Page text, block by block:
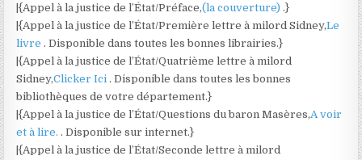
|{Appel à la justice de l’État/Préface,(la couverture) .}
|{Appel à la justice de l’État/Première lettre à milord Sidney,Le
livre . Disponible dans toutes les bonnes librairies.}
|{Appel à la justice de l’État/Quatrième lettre à milord
Sidney,Clicker Ici . Disponible dans toutes les bonnes
bibliothèques de votre département.}
|{Appel à la justice de l’État/Questions du baron Masères,A voir
et à lire. . Disponible sur internet.}
|{Appel à la justice de l’État/Seconde lettre à milord